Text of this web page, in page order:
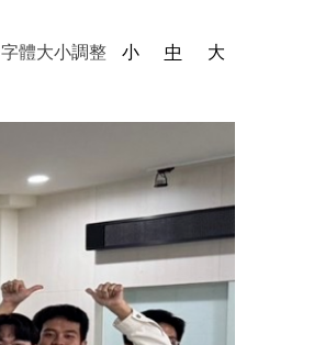
字體大小調整 小 中 大